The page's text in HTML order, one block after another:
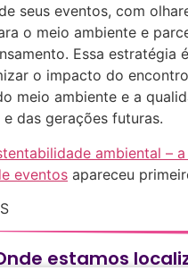
seus eventos, com
o meio ambiente e
Essa estratégia
o impacto do
meio ambiente e a
das gerações futuras.
ambiental –
eventos apareceu
estamos